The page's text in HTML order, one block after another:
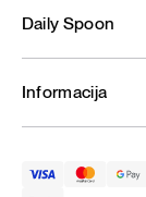
Daily Spoon
Informacija